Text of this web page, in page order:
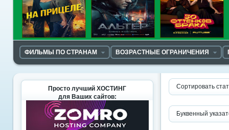
ФИЛЬМЫ ПО СТРАНАМ ВОЗРАСТНЫЕ ОГРАНИЧЕНИЯ
Сортировать
Буквенный
Просто лучший ХОСТИНГ
для Ваших сайтов: